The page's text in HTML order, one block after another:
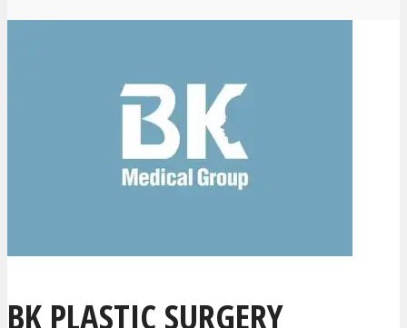
BK PLASTIC SURGERY